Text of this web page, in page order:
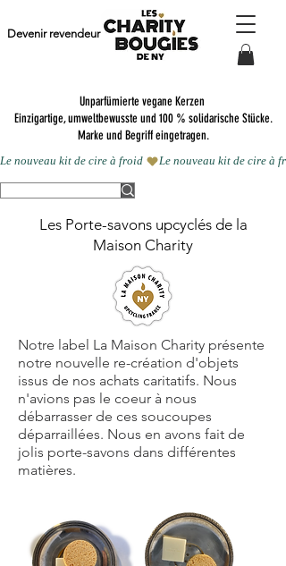
Unparfümierte vegane Kerzen
Einzigartige, umweltbewusste und 100 % solidarische Stücke.
Marke und Begriff eingetragen.
Devenir revendeur
Le nouveau kit de cire à froid
Les Porte-savons upcyclés de la
Maison Charity
Notre label La Maison Charity présente
notre nouvelle re-création d'objets
issus de nos achats caritatifs. Nous
n'avions pas le coeur à nous
débarrasser de ces soucoupes
déparraillées. Nous en avons fait de
jolis porte-savons dans différentes
matières.